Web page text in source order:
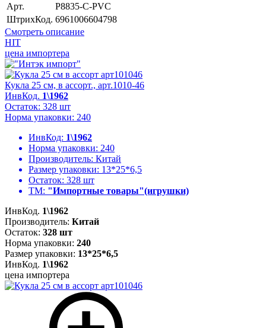
Арт.
P8835-C-PVC
ШтрихКод. 6961006604798
Смотреть описание
HIT
цена импортера
Кукла 25 см, в ассорт., арт.1010-46
ИнвКод. 1\1962
Остаток: 328 шт
Норма упаковки: 240
ИнвКод: 1\1962
Норма упаковки: 240
Производитель: Китай
Размер упаковки: 13*25*6,5
Остаток: 328 шт
ТМ: "Импортные товары"(игрушки)
ИнвКод. 1\1962
Производитель: Китай
Остаток: 328 шт
Норма упаковки: 240
Размер упаковки: 13*25*6,5
ИнвКод. 1\1962
цена импортера